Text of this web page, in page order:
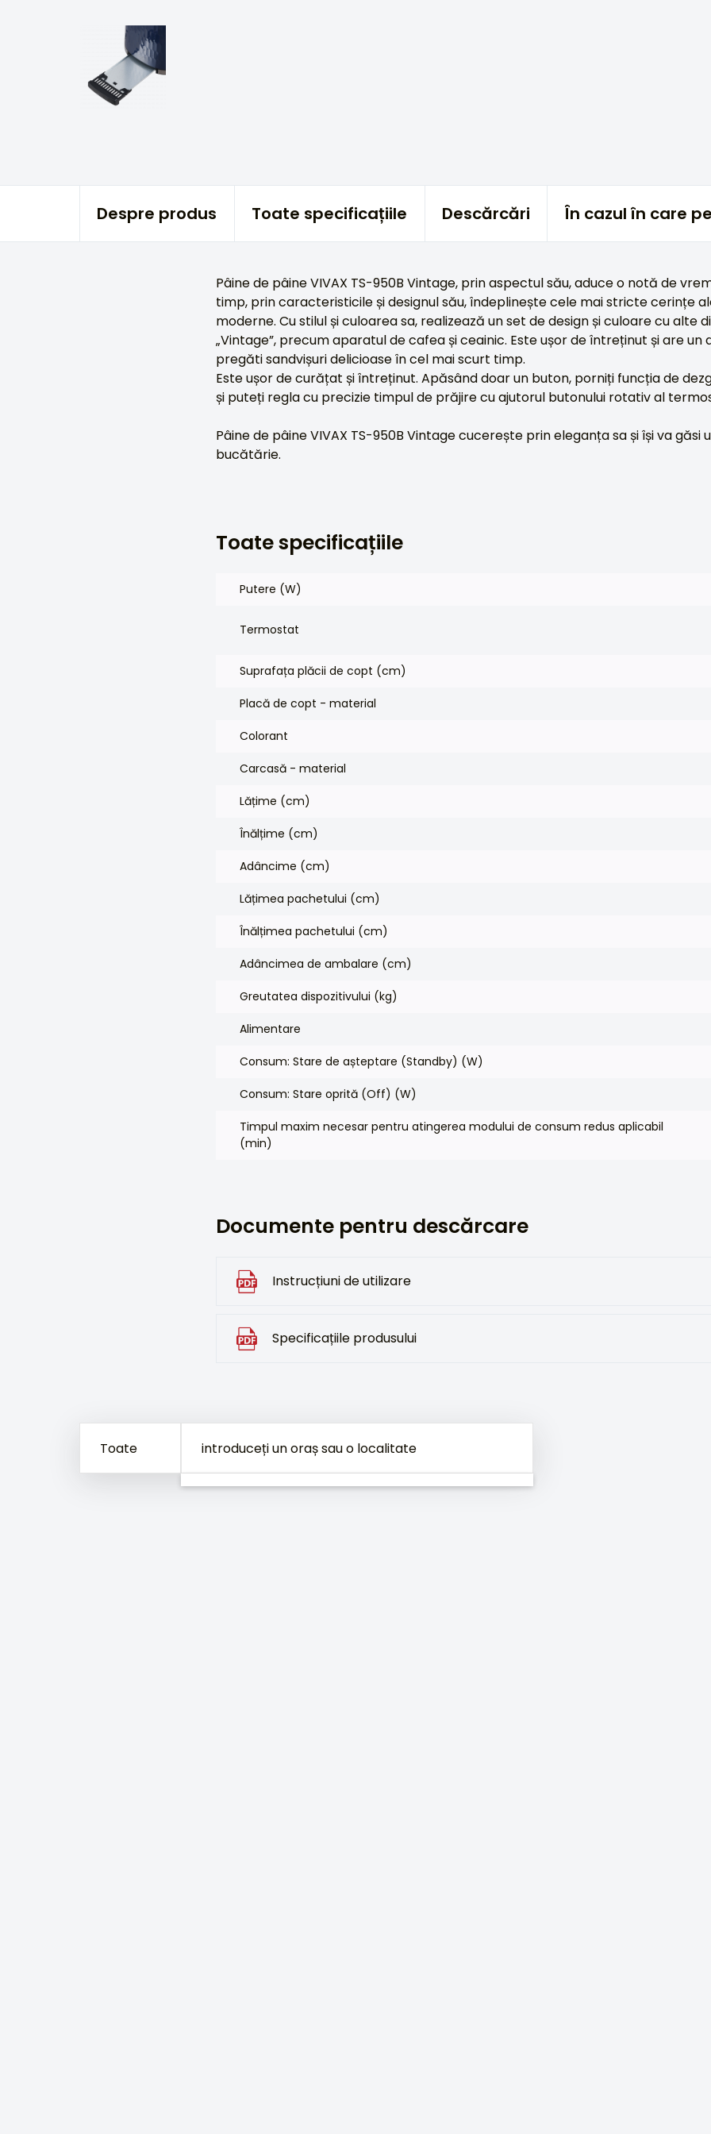
Despre produs Toate specificațiile Descărcări În cazul în care
Pâine de pâine VIVAX TS-950B Vintage, prin aspectul său, aduce o notă de
timp, prin caracteristicile și designul său, îndeplinește cele mai stricte cerințe
moderne. Cu stilul și culoarea sa, realizează un set de design și culoare cu alte
„Vintage”, precum aparatul de cafea și ceainic. Este ușor de întreținut și are un
pregăti sandvișuri delicioase în cel mai scurt timp.
Este ușor de curățat și întreținut. Apăsând doar un buton, porniți funcția de
și puteți regla cu precizie timpul de prăjire cu ajutorul butonului rotativ al
Pâine de pâine VIVAX TS-950B Vintage cucerește prin eleganța sa și își va găsi
bucătărie.
Toate specificațiile
Putere (W)
Termostat
Suprafața plăcii de copt (cm)
Placă de copt - material
Colorant
Carcasă - material
Lățime (cm)
Înălțime (cm)
Adâncime (cm)
Lățimea pachetului (cm)
Înălțimea pachetului (cm)
Adâncimea de ambalare (cm)
Greutatea dispozitivului (kg)
Alimentare
Consum: Stare de așteptare (Standby) (W)
Consum: Stare oprită (Off) (W)
Timpul maxim necesar pentru atingerea modului de consum redus aplicabil
(min)
Documente pentru descărcare
Instrucțiuni de utilizare
Specificațiile produsului